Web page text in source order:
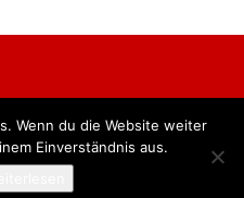
GmbH
Wenn du die Website weiter
Einverständnis aus.